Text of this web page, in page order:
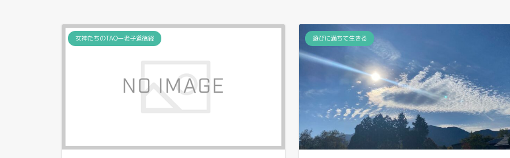
女神たちのTAOー老子道徳経 遊びに満ちて生きる